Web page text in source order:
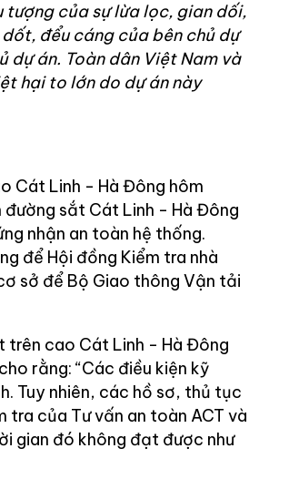
của sự lừa lọc, gian dối,
đểu cáng của bên chủ dự
dự án. Toàn dân Việt Nam và
hại to lớn do dự án này
Cát Linh - Hà Đông hôm
sắt Cát Linh - Hà Đông
nhận an toàn hệ thống.
để Hội đồng Kiểm tra nhà
sở để Bộ Giao thông Vận tải
trên cao Cát Linh - Hà Đông
rằng: “Các điều kiện kỹ
Tuy nhiên, các hồ sơ, thủ tục
tra của Tư vấn an toàn ACT và
gian đó không đạt được như